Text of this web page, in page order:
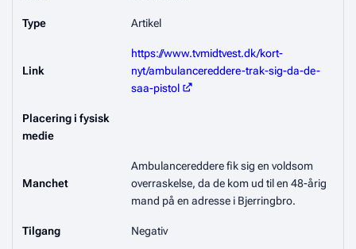
Type Artikel
Link
https://www.tvmidtvest.dk/kort-
nyt/ambulancereddere-trak-sig-da-de-
saa-pistol
Placering i fysisk
medie
Manchet
Ambulancereddere fik sig en voldsom
overraskelse, da de kom ud til en 48-årig
mand på en adresse i Bjerringbro.
Tilgang Negativ